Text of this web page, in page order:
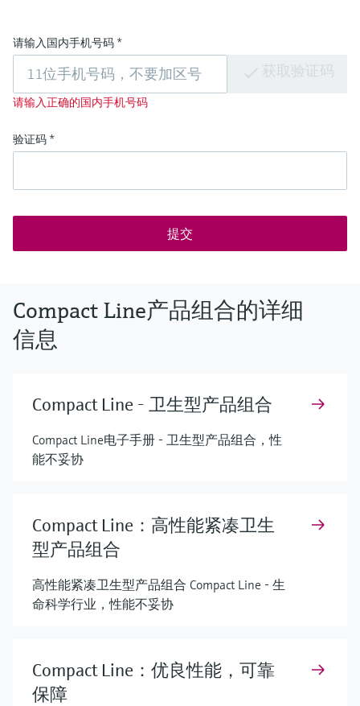
请输入国内手机号码 *
获取验证码
请输入正确的国内手机号码
验证码 *
提交
Compact Line产品组合的详细
信息
Compact Line - 卫生型产品组合
Compact Line电子手册 - 卫生型产品组合，性
能不妥协
Compact Line：高性能紧凑卫生
型产品组合
高性能紧凑卫生型产品组合 Compact Line - 生
命科学行业，性能不妥协
Compact Line：优良性能，可靠
保障